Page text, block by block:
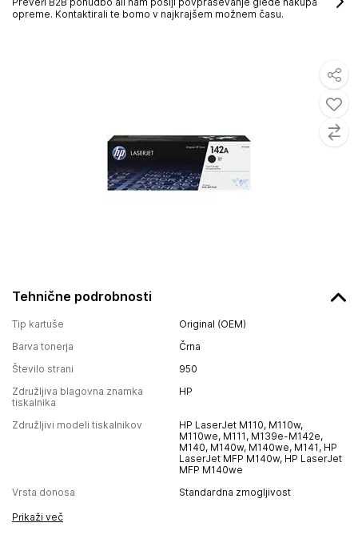
Tehnične podrobnosti
Tip kartuše
Original (OEM)
Barva tonerja
Črna
Število strani
950
Združljiva blagovna znamka
tiskalnika
HP
Združljivi modeli tiskalnikov
HP LaserJet M110, M110w,
M110we, M111, M139e-M142e,
M140, M140w, M140we, M141, HP
LaserJet MFP M140w, HP LaserJet
MFP M140we
Vrsta donosa
Standardna zmogljivost
Prikaži več
opreme. Kontaktirali te bomo v najkrajšem možnem času.